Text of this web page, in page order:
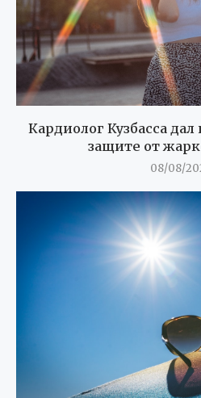
Кардиолог Кузбасса
защите от
08/08/